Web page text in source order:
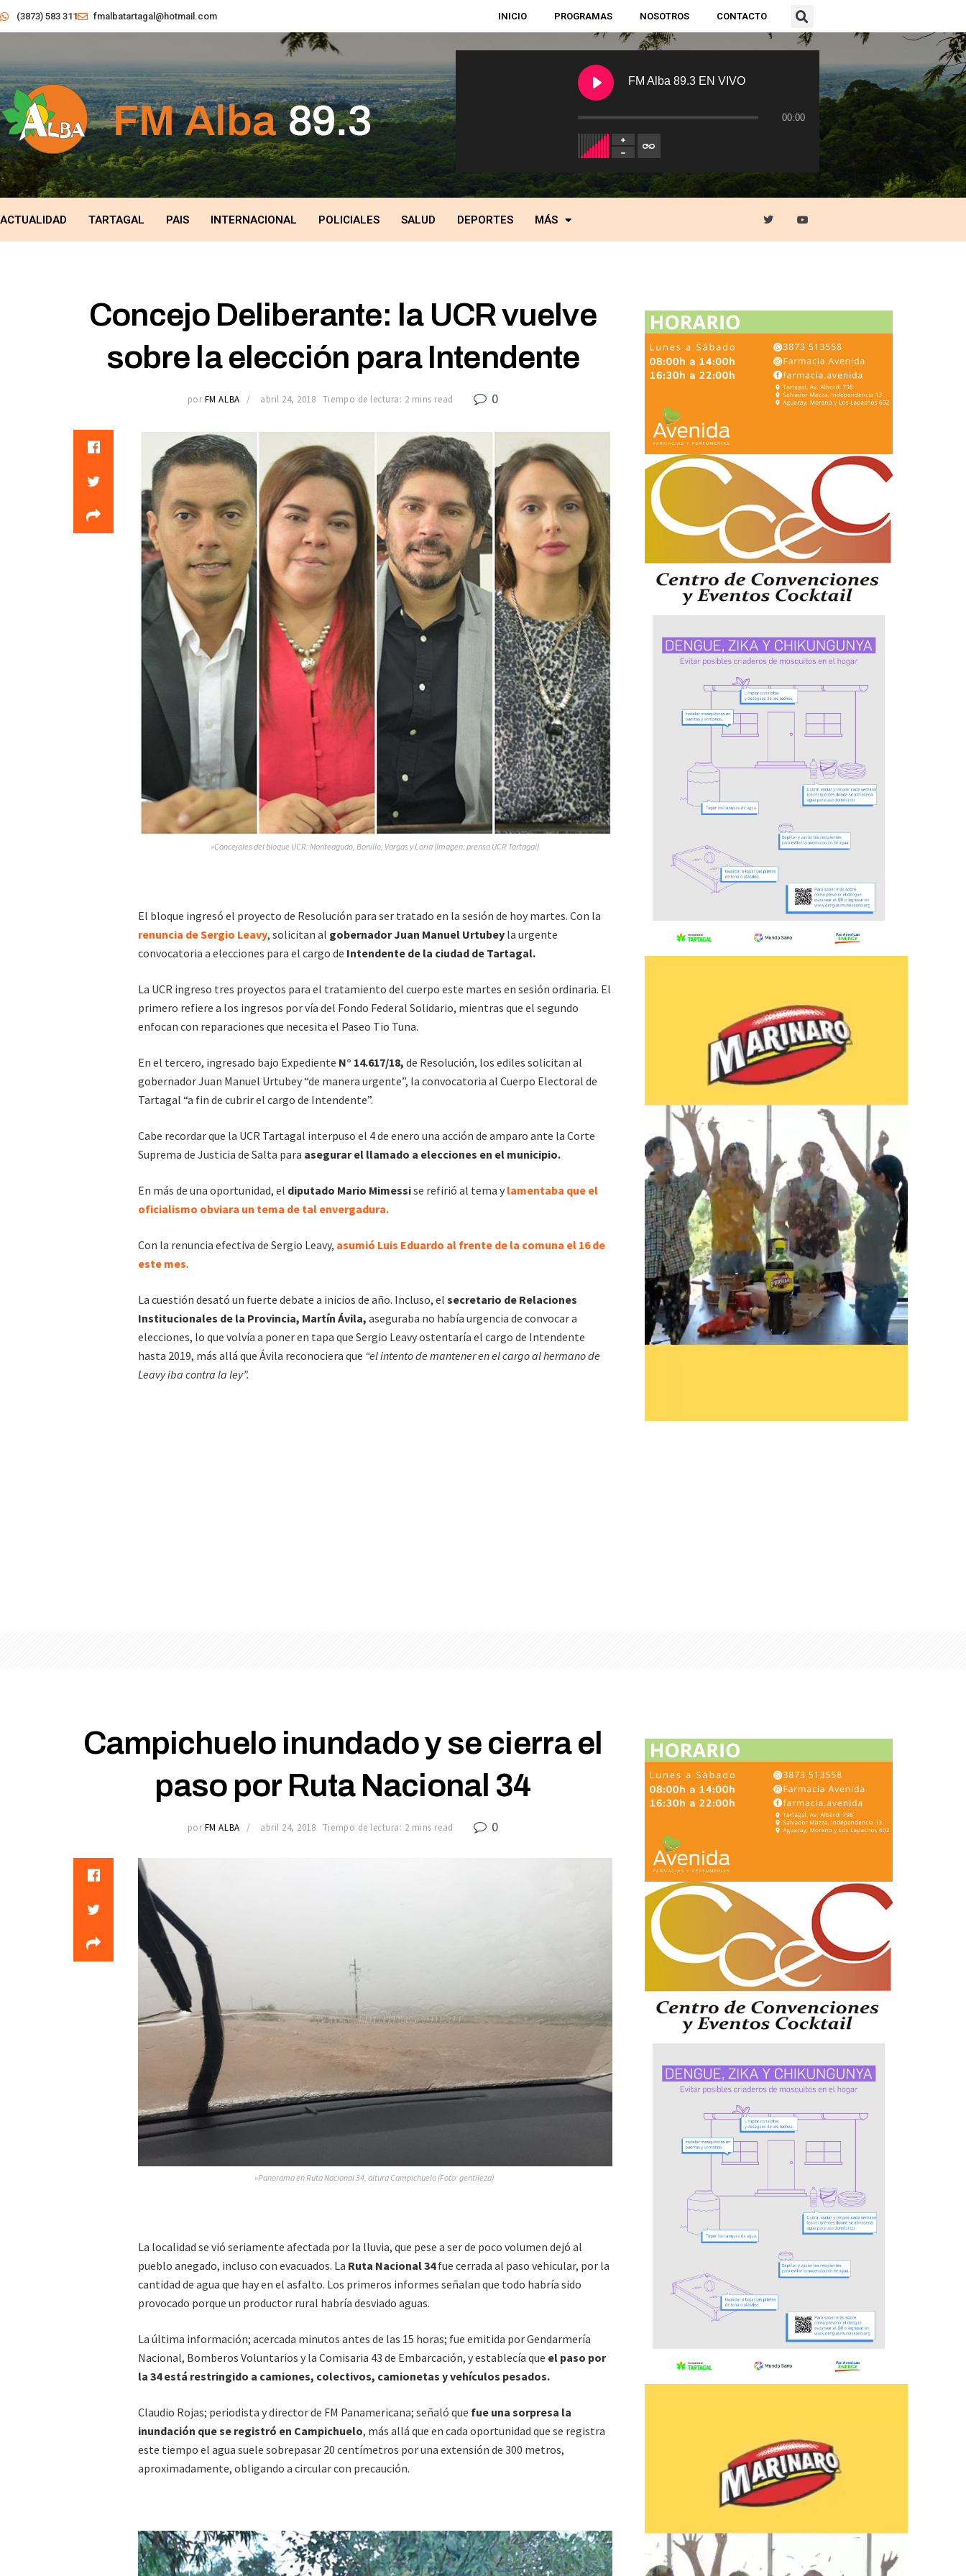
(3873) 583 311 fmalbatartagal@hotmail.com INICIO PROGRAMAS NOSOTROS CONTACTO
FM Alba 89.3 EN VIVO
00:00
ACTUALIDAD TARTAGAL PAIS INTERNACIONAL POLICIALES SALUD DEPORTES MÁS
Concejo Deliberante: la UCR vuelve
sobre la elección para Intendente
por FM ALBA abril 24, 2018 Tiempo de lectura: 2 mins read 0
»Concejales del bloque UCR: Monteagudo, Bonillo, Vargas y Loria (Imagen: prensa UCR Tartagal)
El bloque ingresó el proyecto de Resolución para ser tratado en la sesión de hoy martes. Con la
renuncia de Sergio Leavy, solicitan al gobernador Juan Manuel Urtubey la urgente
convocatoria a elecciones para el cargo de Intendente de la ciudad de Tartagal.
La UCR ingreso tres proyectos para el tratamiento del cuerpo este martes en sesión ordinaria. El
primero refiere a los ingresos por vía del Fondo Federal Solidario, mientras que el segundo
enfocan con reparaciones que necesita el Paseo Tio Tuna.
En el tercero, ingresado bajo Expediente N° 14.617/18, de Resolución, los ediles solicitan al
gobernador Juan Manuel Urtubey “de manera urgente”, la convocatoria al Cuerpo Electoral de
Tartagal “a fin de cubrir el cargo de Intendente”.
Cabe recordar que la UCR Tartagal interpuso el 4 de enero una acción de amparo ante la Corte
Suprema de Justicia de Salta para asegurar el llamado a elecciones en el municipio.
En más de una oportunidad, el diputado Mario Mimessise refirió al tema y lamentaba que el
oficialismo obviara un tema de tal envergadura.
Con la renuncia efectiva de Sergio Leavy, asumió Luis Eduardo al frente de la comuna el 16 de
este mes.
La cuestión desató un fuerte debate a inicios de año. Incluso, el secretario de Relaciones
Institucionales de la Provincia, Martín Ávila, aseguraba no había urgencia de convocar a
elecciones, lo que volvía a poner en tapa que Sergio Leavy ostentaría el cargo de Intendente
hasta 2019, más allá que Ávila reconociera que “el intento de mantener en el cargo al hermano de
Leavyiba contra la ley”.
Campichuelo inundado y se cierra el
paso por Ruta Nacional 34
por FM ALBA abril 24, 2018 Tiempo de lectura: 2 mins read 0
»Panorama en Ruta Nacional 34, altura Campichuelo (Foto: gentileza)
La localidad se vió seriamente afectada por la lluvia, que pese a ser de poco volumen dejó al
pueblo anegado, incluso con evacuados. La Ruta Nacional 34fue cerrada al paso vehicular, por la
cantidad de agua que hay en el asfalto. Los primeros informes señalan que todo habría sido
provocado porque un productor rural habría desviado aguas.
La última información; acercada minutos antes de las 15 horas; fue emitida por Gendarmería
Nacional, Bomberos Voluntarios y la Comisaria 43 de Embarcación, y establecía que el paso por
la 34 está restringido a camiones, colectivos, camionetas y vehículos pesados.
Claudio Rojas; periodista y director de FM Panamericana; señaló que fue una sorpresa la
inundación que se registró en Campichuelo, más allá que en cada oportunidad que se registra
este tiempo el agua suele sobrepasar 20 centímetros por una extensión de 300 metros,
aproximadamente, obligando a circular con precaución.